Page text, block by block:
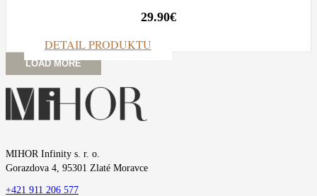
29.90€
DETAIL PRODUKTU
LOAD MORE
MIHOR Infinity s. r. o.
Gorazdova 4, 95301 Zlaté Moravce
+421 911 206 577